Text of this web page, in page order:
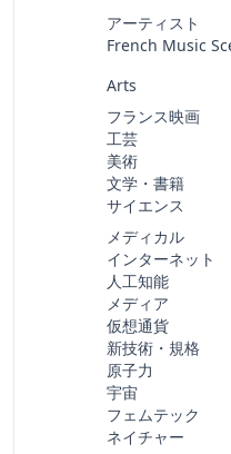
アーティスト
French Music
Arts
フランス映画
工芸
美術
文学・書籍
サイエンス
メディカル
インターネット
人工知能
メディア
仮想通貨
新技術・規格
原子力
宇宙
フェムテック
ネイチャー